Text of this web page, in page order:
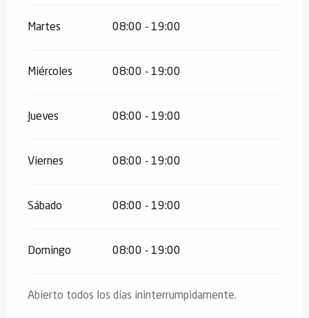
Martes 08:00 - 19:00
Miércoles 08:00 - 19:00
Jueves 08:00 - 19:00
Viernes 08:00 - 19:00
Sábado 08:00 - 19:00
Domingo 08:00 - 19:00
Abierto todos los días ininterrumpidamente.